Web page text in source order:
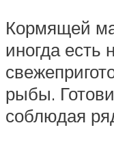
Кормящей
иногда есть
рыбы.
соблюдая